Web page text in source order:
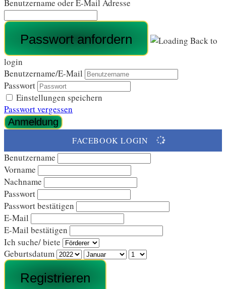
Benutzername oder E-Mail Adresse
Back to
login
Benutzername/E-Mail
Passwort
Einstellungen speichern
Passwort vergessen
FACEBOOK LOGIN
Benutzername
Vorname
Nachname
Passwort
Passwort bestätigen
E-Mail
E-Mail bestätigen
Ich suche/ biete
Geburtsdatum